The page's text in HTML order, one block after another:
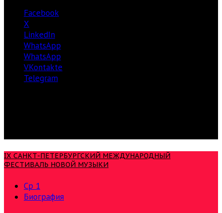
Facebook
X
LinkedIn
WhatsApp
WhatsApp
VKontakte
Telegram
IX САНКТ-ПЕТЕРБУРГСКИЙ МЕЖДУНАРОДНЫЙ
ФЕСТИВАЛЬ НОВОЙ МУЗЫКИ
Ср 1
Биография